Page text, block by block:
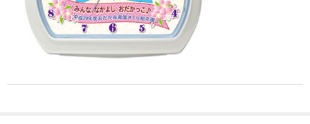
音声時計(集合)
目覚まし時計(個別)